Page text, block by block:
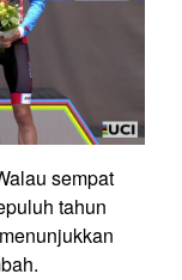
sempat
tahun